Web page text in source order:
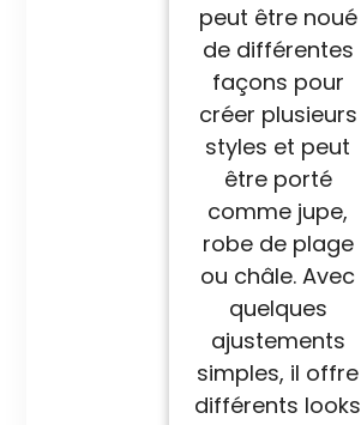
peut être noué
de différentes
façons pour
créer plusieurs
styles et peut
être porté
comme jupe,
robe de plage
ou châle. Avec
quelques
ajustements
simples, il offre
différents looks